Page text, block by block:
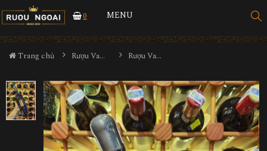
0 MENU
Trang chủ Rượu Vang Rượu Vang Ý Piero Bonnci Primitivo